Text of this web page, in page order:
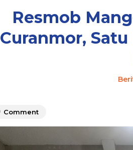
Resmob
Curanmor,
Comment